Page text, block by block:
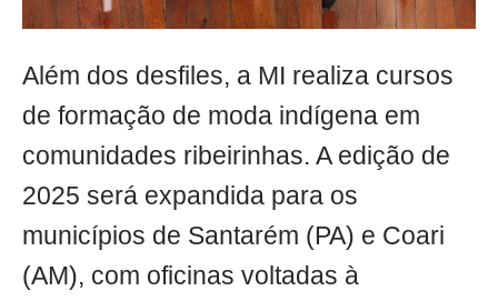
Além dos desfiles, a MI realiza cursos
de formação de moda indígena em
comunidades ribeirinhas. A edição de
2025 será expandida para os
municípios de Santarém (PA) e Coari
(AM), com oficinas voltadas à